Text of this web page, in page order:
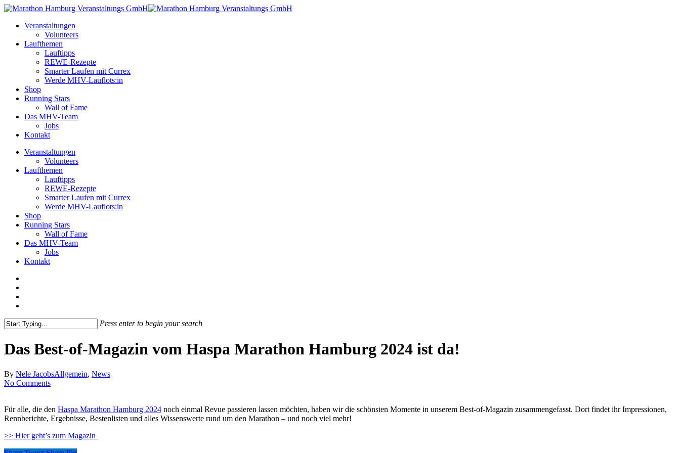
Skip
main
Menu
Veranstaltungen
Volunteers
Laufthemen
Lauftipps
REWE-Rezepte
Smarter Laufen mit Currex
Werde MHV-Lauflots:in
Shop
Running Stars
Wall of Fame
Das MHV-Team
Jobs
Kontakt
Veranstaltungen
Volunteers
Laufthemen
Lauftipps
REWE-Rezepte
Smarter Laufen mit Currex
Werde MHV-Lauflots:in
Shop
Running Stars
Wall of Fame
Das MHV-Team
Jobs
Kontakt
Press enter to begin your search
Search
Das Best-of-Magazin vom Haspa Marathon Hamburg 2024 ist da!
By Nele JacobsAllgemein, News
No Comments
Für alle, die den Haspa Marathon Hamburg 2024 noch einmal Revue passieren lassen möchten, haben wir die schönsten Momente in unserem Best-of-Magazin zusammengefasst. Dort findet ihr Impressionen,
Rennberichte, Ergebnisse, Bestenlisten und alles Wissenswerte rund um den Marathon – und noch viel mehr!
>> Hier geht’s zum Magazin